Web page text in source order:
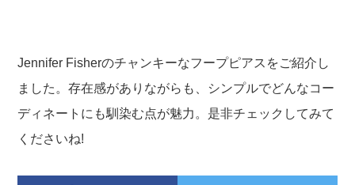
Jennifer Fisherのチャンキーなフープピアスをご紹介し
ました。存在感がありながらも、シンプルでどんなコー
ディネートにも馴染む点が魅力。是非チェックしてみて
くださいね!